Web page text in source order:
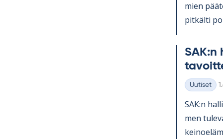
mien
pit­kälti
SAK:n
Kategoriat
Uutiset
SAK:n
men